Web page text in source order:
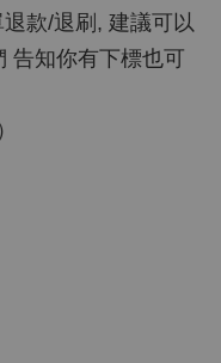
款/退刷, 建議可以
告知你有下標也可